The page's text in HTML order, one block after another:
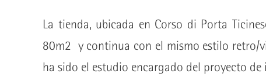
La tienda, ubicada en Corso di Porta
80m2 y continua con el mismo estilo retro/
ha sido el estudio encargado del proyecto